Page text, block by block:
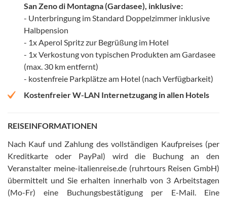
San Zeno di Montagna (Gardasee), inklusive:
- Unterbringung im Standard Doppelzimmer inklusive
Halbpension
- 1x Aperol Spritz zur Begrüßung im Hotel
- 1x Verkostung von typischen Produkten am Gardasee
(max. 30 km entfernt)
- kostenfreie Parkplätze am Hotel (nach Verfügbarkeit)
Kostenfreier W-LAN Internetzugang in allen Hotels
REISEINFORMATIONEN
Nach Kauf und Zahlung des vollständigen Kaufpreises (per
Kreditkarte oder PayPal) wird die Buchung an den
Veranstalter meine-italienreise.de (ruhrtours Reisen GmbH)
übermittelt und Sie erhalten innerhalb von 3 Arbeitstagen
(Mo-Fr) eine Buchungsbestätigung per E-Mail
Eine